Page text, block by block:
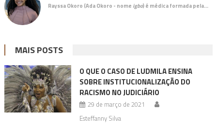
Rayssa Okoro (Ada Okoro - nome igbo) é médicaformada pela…
MAIS POSTS
O QUE O CASO DE LUDMILA ENSINA
SOBRE INSTITUCIONALIZAÇÃO DO
RACISMO NO JUDICIÁRIO
29 de março de 2021
Esteffanny Silva